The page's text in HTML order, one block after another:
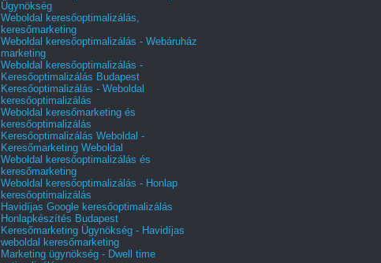
Ügynökség
Weboldal keresőoptimalizálás,
keresőmarketing
Weboldal keresőoptimalizálás - Webáruház
marketing
Weboldal keresőoptimalizálás -
Keresőoptimalizálás Budapest
Keresőoptimalizálás - Weboldal
keresőoptimalizálás
Weboldal keresőmarketing és
keresőoptimalizálás
Keresőoptimalizálás Weboldal -
Keresőmarketing Weboldal
Weboldal keresőoptimalizálás és
keresőmarketing
Weboldal keresőoptimalizálás - Honlap
keresőoptimalizálás
Havidíjas Google keresőoptimalizálás
Honlapkészítés Budapest
Keresőmarketing Ügynökség - Havidíjas
weboldal keresőmarketing
Marketing ügynökség - Dwell time